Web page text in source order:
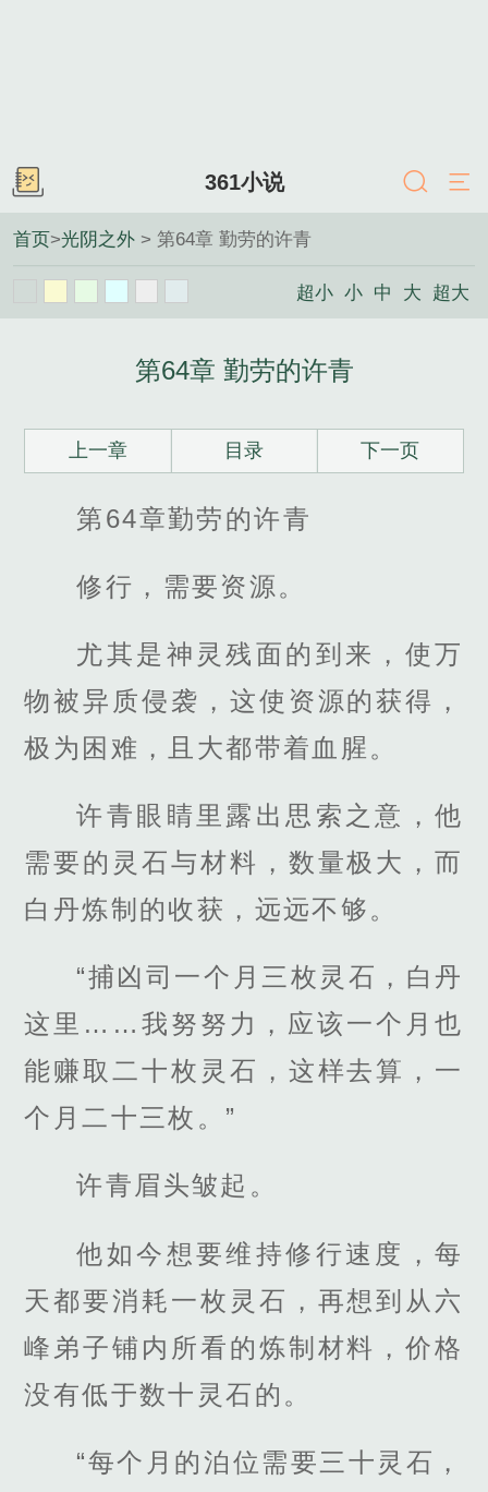
361小说
首页>光阴之外 > 第64章 勤劳的许青
超小 小 中 大 超大
第64章 勤劳的许青
上一章 目录 下一页
第64章勤劳的许青
修行，需要资源。
尤其是神灵残面的到来，使万
物被异质侵袭，这使资源的获得，
极为困难，且大都带着血腥。
许青眼睛里露出思索之意，他
需要的灵石与材料，数量极大，而
白丹炼制的收获，远远不够。
“捕凶司一个月三枚灵石，白丹
这里……我努努力，应该一个月也
能赚取二十枚灵石，这样去算，一
个月二十三枚。”
许青眉头皱起。
他如今想要维持修行速度，每
天都要消耗一枚灵石，再想到从六
峰弟子铺内所看的炼制材料，价格
没有低于数十灵石的。
“每个月的泊位需要三十灵石，